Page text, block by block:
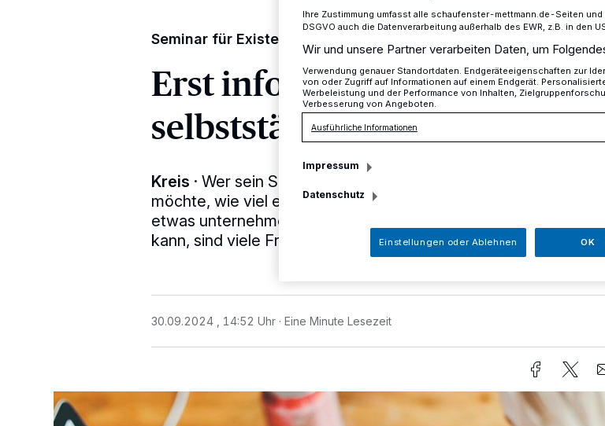
Seminar für Existenzgründer
Erst informieren, dann
selbstständig machen
Kreis · Wer sein Schicksal in die Hand nehmen und selbst
möchte, wie viel er verdient, wann und wo er arbeitet, der sollte
etwas unternehmen. Doch bevor die eigene Firma gegründet
kann, sind viele Fragen zu klären.
30.09.2024 , 14:52 Uhr Eine Minute Lesezeit
Ihre Zustimmung umfasst alle schaufenster-mettmann.de-Seiten
DSGVO auch die Datenverarbeitung außerhalb des EWR, z.B. in den
Wir und unsere Partner verarbeiten Daten, um
Verwendung genauer Standortdaten. Endgeräteeigenschaften zur
von oder Zugriff auf Informationen auf einem Endgerät.
Werbeleistung und der Performance von Inhalten,
Verbesserung von Angeboten.
Ausführliche Informationen
Impressum
Datenschutz
Einstellungen oder Ablehnen OK